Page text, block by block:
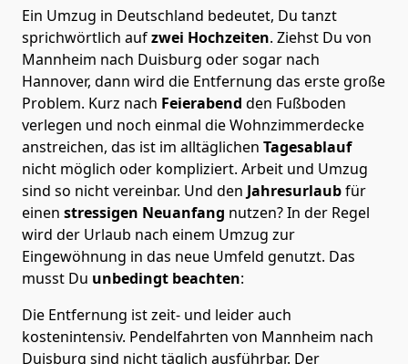
Ein Umzug in Deutschland bedeutet, Du tanzt
sprichwörtlich aufzwei Hochzeiten. Ziehst Du von
Mannheim nach Duisburg oder sogar nach
Hannover, dann wird die Entfernung das erste große
Problem. Kurz nach Feierabend den Fußboden
verlegen und noch einmal die Wohnzimmerdecke
anstreichen, das ist im alltäglichen Tagesablauf
nicht möglich oder kompliziert. Arbeit und Umzug
sind so nicht vereinbar. Und den Jahresurlaubfür
einen stressigen Neuanfang nutzen? In der Regel
wird der Urlaub nach einem Umzug zur
Eingewöhnung in das neue Umfeld genutzt. Das
musst Du unbedingt beachten:
Die Entfernung ist zeit- und leider auch
kostenintensiv. Pendelfahrten von Mannheim nach
Duisburg sind nicht täglich ausführbar. Der